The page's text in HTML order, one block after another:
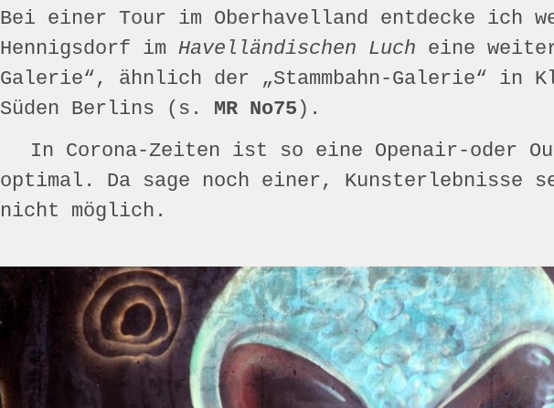
Bei einer Tour im Oberhavelland entdecke ich
Hennigsdorf im Havelländischen Luch eine
Galerie“, ähnlich der „Stammbahn-Galerie“ in
Süden Berlins (s. MR No75 ).
In Corona-Zeiten ist so eine Openair-oder
optimal. Da sage noch einer, Kunsterlebnisse
nicht möglich.